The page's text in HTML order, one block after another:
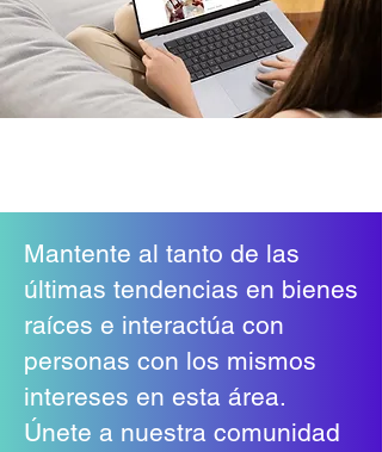
Mantente al tanto de las
últimas tendencias en bienes
raíces e interactúa con
personas con los mismos
intereses en esta área.
Únete a nuestra comunidad